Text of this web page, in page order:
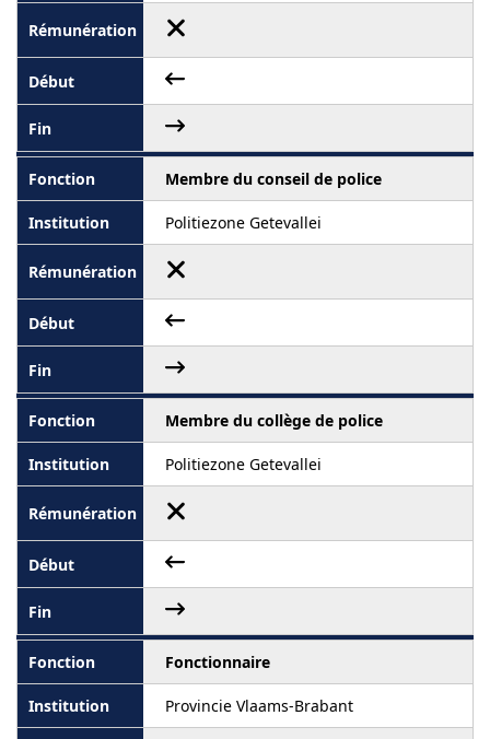
Membre du conseil de police
Politiezone Getevallei
Membre du collège de police
Politiezone Getevallei
Fonctionnaire
Provincie Vlaams-Brabant